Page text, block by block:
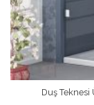
Duş Teknesi